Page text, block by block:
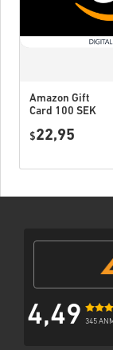
Amazon Gift
Card 100 SEK
$22,95
4,49 345